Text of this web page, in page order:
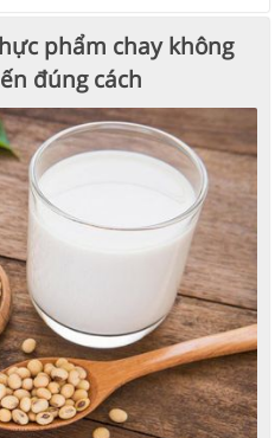
phẩm chay không
đúng cách